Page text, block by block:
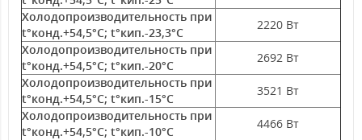
Холодопроизводительность при
t°конд.+54,5°С; t°кип.-23,3°С
2220 Вт
Холодопроизводительность при
t°конд.+54,5°С; t°кип.-20°С
2692 Вт
Холодопроизводительность при
t°конд.+54,5°С; t°кип.-15°С
3521 Вт
Холодопроизводительность при
t°конд.+54,5°С; t°кип.-10°С
4466 Вт